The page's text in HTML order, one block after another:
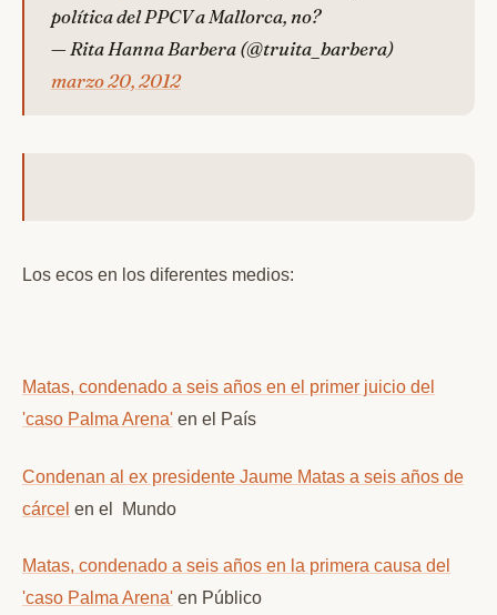
política del PPCV a Mallorca, no?
— Rita Hanna Barbera (@truita_barbera)
marzo 20, 2012
Los ecos en los diferentes medios:
Matas, condenado a seis años en el primer juicio del
'caso Palma Arena' en el País
Condenan al ex presidente Jaume Matas a seis años de
cárcel en el Mundo
Matas, condenado a seis años en la primera causa del
'caso Palma Arena' en Público